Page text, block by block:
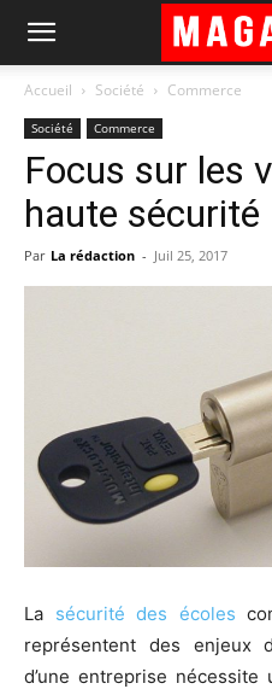
Accueil Société Commerce
Société Commerce
Focus sur les
haute sécurité
Par La rédaction - Juil 25, 2017
La sécurité des écoles
représentent des enjeux
d’une entreprise